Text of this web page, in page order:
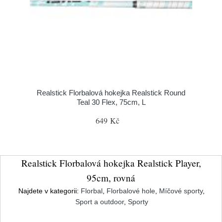
Realstick Florbalová hokejka Realstick Round
Teal 30 Flex, 75cm, L
649 Kč
Realstick Florbalová hokejka Realstick Player,
95cm, rovná
Najdete v kategorii: Florbal Florbalové hole Míčové sporty,
Sport a outdoor, Sporty